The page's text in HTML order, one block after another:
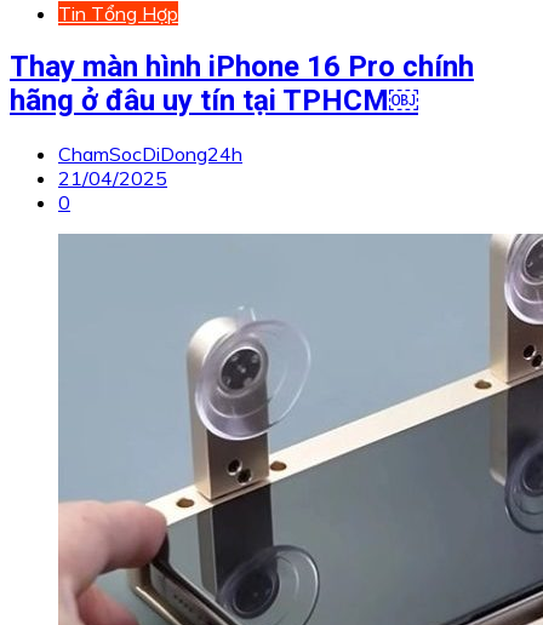
Tin Tổng Hợp
Thay màn hình iPhone 16 Pro chính
hãng ở đâu uy tín tại TPHCM￼
ChamSocDiDong24h
21/04/2025
0